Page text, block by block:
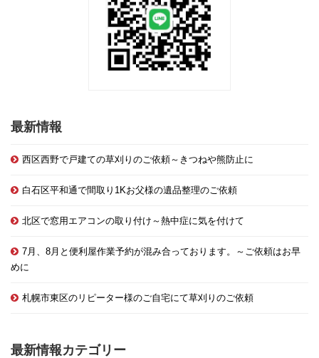
最新情報
西区西野で戸建ての草刈りのご依頼～きつねや熊防止に
白石区平和通で間取り1Kお父様の遺品整理のご依頼
北区で窓用エアコンの取り付け～熱中症に気を付けて
7月、8月と便利屋作業予約が混み合っております。～ご依頼はお早
めに
札幌市東区のリピーター様のご自宅にて草刈りのご依頼
最新情報カテゴリー